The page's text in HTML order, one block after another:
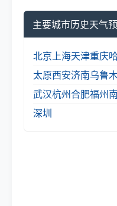
主要城市历史天气
北京 上海天津重庆
太原西安济南乌鲁
武汉杭州合肥福州
深圳